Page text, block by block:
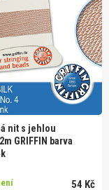
nit s jehlou
GRIFFIN barva
54 Kč